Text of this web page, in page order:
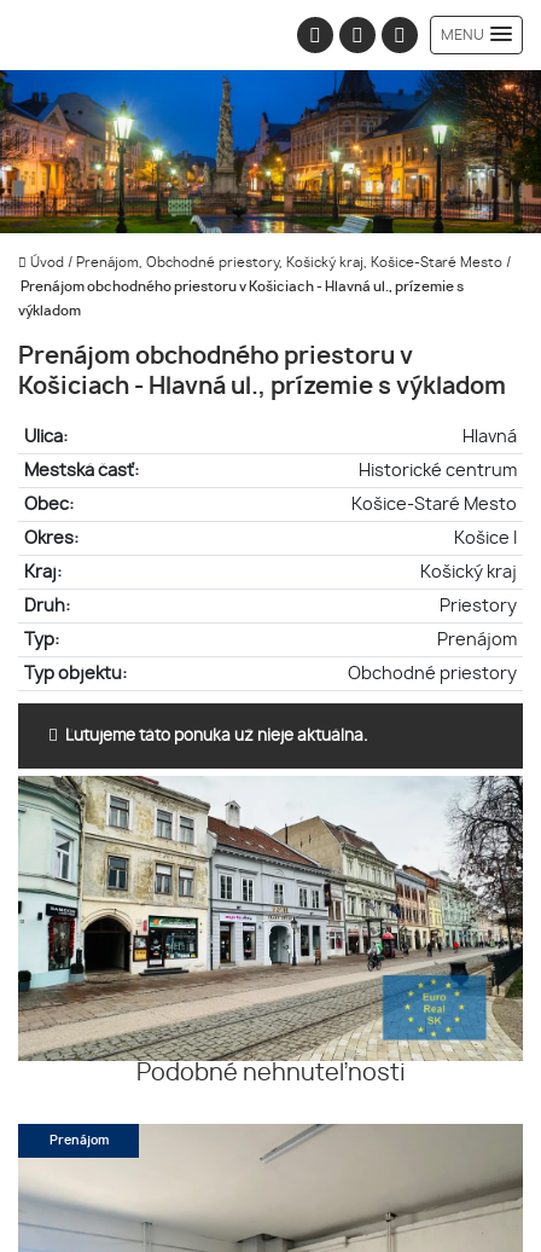
MENU
Úvod / Prenájom, Obchodné priestory, Košický kraj, Košice-Staré Mesto /
Prenájom obchodného priestoru v Košiciach - Hlavná ul., prízemie s
výkladom
Prenájom obchodného priestoru v
Košiciach - Hlavná ul., prízemie s výkladom
Ulica:
Hlavná
Mestská časť:
Historické centrum
Obec:
Košice-Staré Mesto
Okres:
Košice I
Kraj:
Košický kraj
Druh:
Priestory
Typ:
Prenájom
Typ objektu:
Obchodné priestory
Ľutujeme táto ponuka už nieje aktuálna.
Podobné nehnuteľnosti
Prenájom